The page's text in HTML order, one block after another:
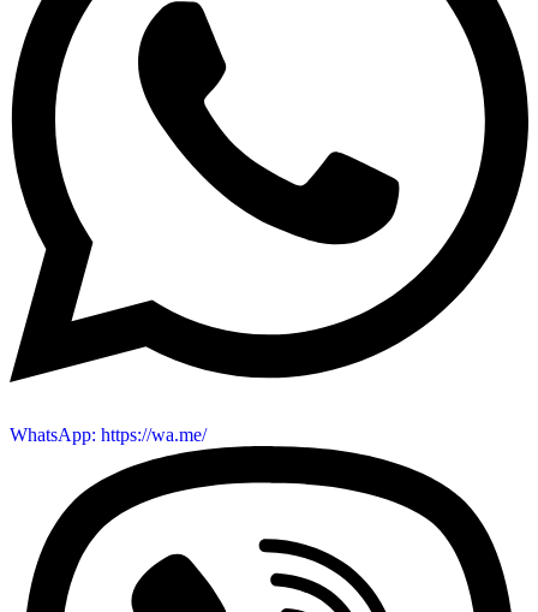
WhatsApp: https://wa.me/